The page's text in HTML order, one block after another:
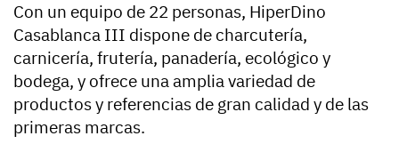
Con un equipo de 22 personas, HiperDino
Casablanca III dispone de charcutería,
carnicería, frutería, panadería, ecológico y
bodega, y ofrece una amplia variedad de
productos y referencias de gran calidad y de las
primeras marcas.